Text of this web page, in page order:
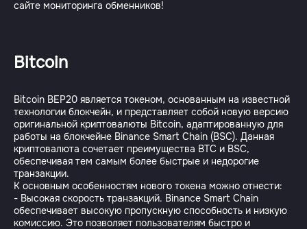
Bitcoin
Bitcoin BEP20 является токеном, основанным на известной
технологии блокчейн, и представляет собой новую версию
оригинальной криптовалюты Bitcoin, адаптированную для
работы на блокчейне Binance Smart Chain (BSC). Данная
криптовалюта сочетает преимущества BTC и BSC,
обеспечивая тем самым более быстрые и недорогие
транзакции.
К основным особенностям нового токена можно отнести:
- Высокая скорость транзакций. Binance Smart Chain
обеспечивает высокую пропускную способность и низкую
комиссию. Это позволяет пользователям быстро и